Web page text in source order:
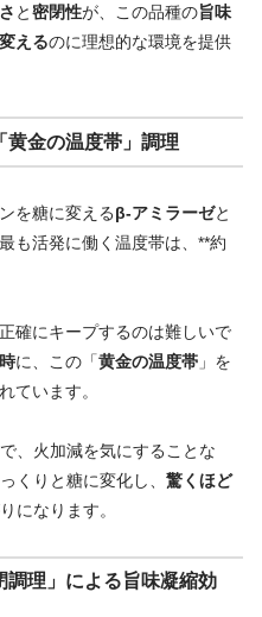
と密閉性が、この品種の旨味
えるのに理想的な環境を提供
黄金の温度帯」調理
を糖に変えるβ-アミラーゼと
も活発に働く温度帯は、**約
確にキープするのは難しいで
に、この「黄金の温度帯 」を
ています。
、火加減を気にすることな
くりと糖に変化し、 驚くほど
になります。
調理」による旨味凝縮効